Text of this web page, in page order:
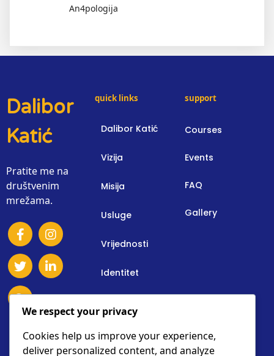
An4pologija
Dalibor
Katić
Pratite me na
društvenim
mrežama.
quick links
Dalibor Katić
Vizija
Misija
Usluge
Vrijednosti
Identitet
support
Courses
Events
FAQ
Gallery
We respect your privacy
Cookies help us improve your experience,
deliver personalized content, and analyze